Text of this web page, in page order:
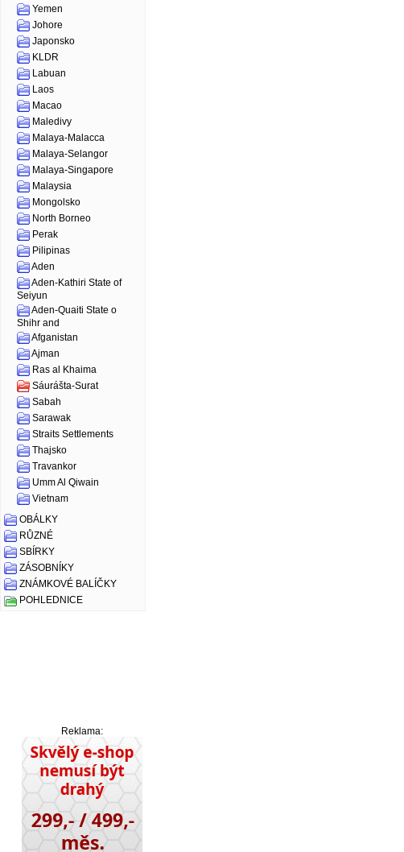
Yemen
Johore
Japonsko
KLDR
Labuan
Laos
Macao
Maledivy
Malaya-Malacca
Malaya-Selangor
Malaya-Singapore
Malaysia
Mongolsko
North Borneo
Perak
Pilipinas
Aden
Aden-Kathiri State of
Seiyun
Aden-Quaiti State o
Shihr and
Afganistan
Ajman
Ras al Khaima
Sáurášta-Surat
Sabah
Sarawak
Straits Settlements
Thajsko
Travankor
Umm Al Qiwain
Vietnam
OBÁLKY
RŮZNÉ
SBÍRKY
ZÁSOBNÍKY
ZNÁMKOVÉ BALÍČKY
POHLEDNICE
Reklama: